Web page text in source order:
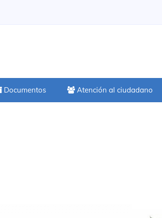
Documentos Atención al ciudadano